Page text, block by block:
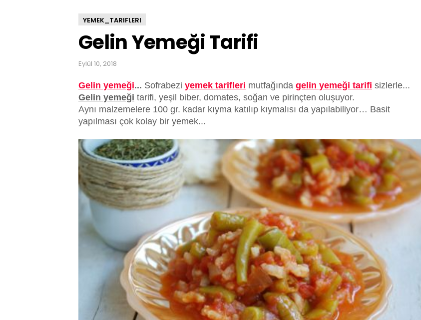
YEMEK_TARIFLERI
Gelin Yemeği Tarifi
Eylül 10, 2018
Gelin yemeği... Sofrabezi yemek tarifleri mutfağında gelin yemeği tarifi sizlerle...
Gelin yemeği tarifi, yeşil biber, domates, soğan ve pirinçten oluşuyor.
Aynı malzemelere 100 gr. kadar kıyma katılıp kıymalısı da yapılabiliyor… Basit
yapılması çok kolay bir yemek...